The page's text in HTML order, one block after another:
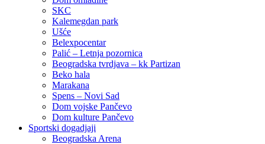
SKC
Kalemegdan park
Ušće
Belexpocentar
Palić – Letnja pozornica
Beogradska tvrdjava – kk Partizan
Beko hala
Marakana
Spens – Novi Sad
Dom vojske Pančevo
Dom kulture Pančevo
Sportski dogadjaji
Beogradska Arena